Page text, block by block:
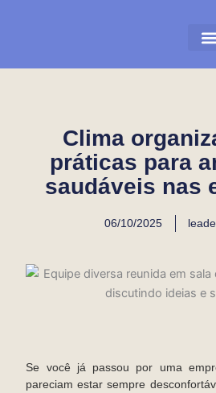
conteúdo
Clima
práticas para
saudáveis nas
06/10/2025
Se você já passou por uma
pareciam estar sempre